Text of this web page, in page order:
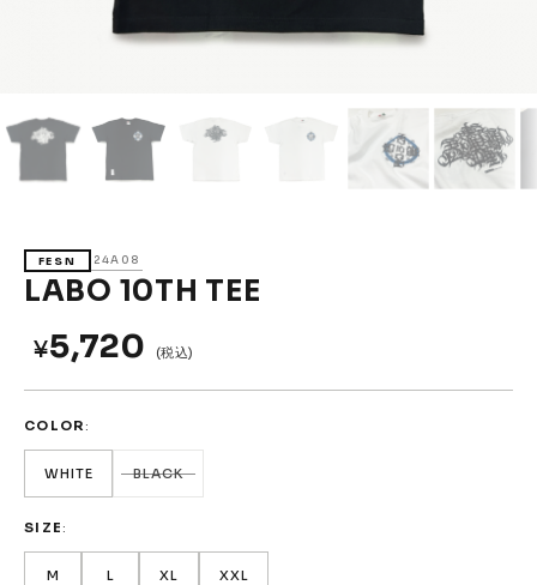
Trucks Wheels
Bearings Parts & Accessories
Skate Bags & Cases
PENNY Pro Shop CUSTOM
FESN 24A08
LABO 10TH TEE
¥5,720 (税込)
COLOR
WHITE BLACK
SIZE
M L XL XXL